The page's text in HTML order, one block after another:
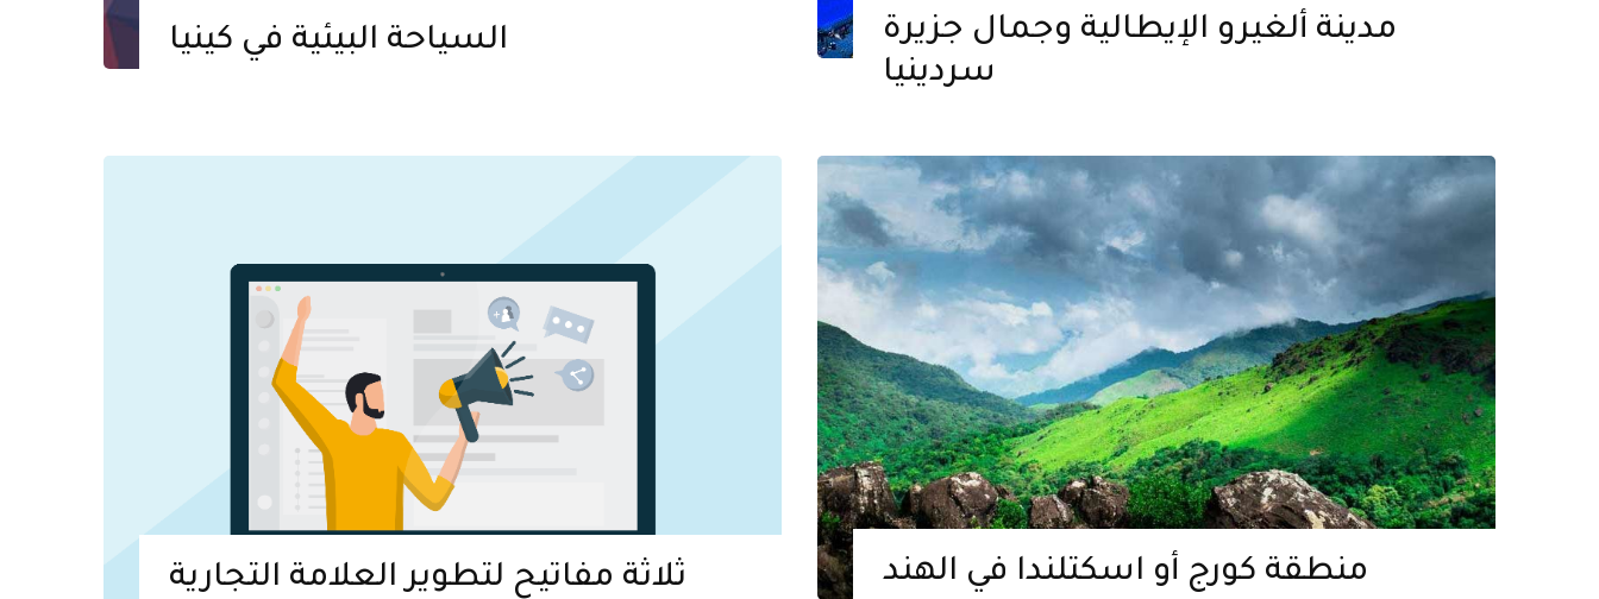
السياحة البيئية في كينيا
مدينة ألغيرو الإيطالية وجمال جزيرة
سردينيا
ثلاثة مفاتيح لتطوير العلامة التجارية منطقة كورج أو اسكتلندا في الهند